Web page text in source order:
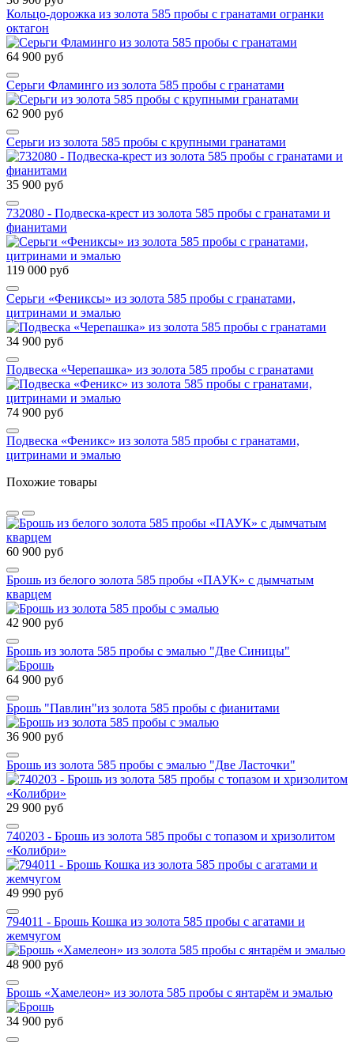
Кольцо-дорожка из золота 585 пробы с гранатами огранки
октагон
64 900 руб
Серьги Фламинго из золота 585 пробы с гранатами
62 900 руб
Серьги из золота 585 пробы с крупными гранатами
35 900 руб
732080 - Подвеска-крест из золота 585 пробы с гранатами и
фианитами
119 000 руб
Серьги «Фениксы» из золота 585 пробы c гранатами,
цитринами и эмалью
34 900 руб
Подвеска «Черепашка» из золота 585 пробы с гранатами
74 900 руб
Подвеска «Феникс» из золота 585 пробы с гранатами,
цитринами и эмалью
Похожие товары
60 900 руб
Брошь из белого золота 585 пробы «ПАУК» с дымчатым
кварцем
42 900 руб
Брошь из золота 585 пробы с эмалью "Две Синицы"
64 900 руб
Брошь "Павлин"из золота 585 пробы с фианитами
36 900 руб
Брошь из золота 585 пробы с эмалью "Две Ласточки"
29 900 руб
740203 - Брошь из золота 585 пробы с топазом и хризолитом
«Колибри»
49 990 руб
794011 - Брошь Кошка из золота 585 пробы с агатами и
жемчугом
48 900 руб
Брошь «Хамелеон» из золота 585 пробы с янтарём и эмалью
34 900 руб